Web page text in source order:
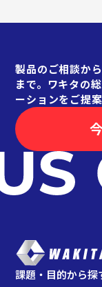
製品のご相談か
まで。ワキタの
ーションをご提案
課題・目的から探